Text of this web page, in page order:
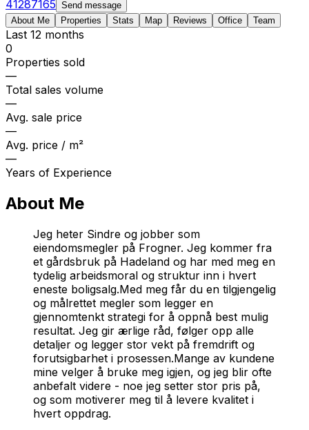
41287165 Send message
About Me
Properties Stats Map Reviews Office Team
Last 12 months
0
Properties sold
—
Total sales volume
—
Avg. sale price
—
Avg. price / m²
—
Years of Experience
About Me
Jeg heter Sindre og jobber som
eiendomsmegler på Frogner. Jeg kommer fra
et gårdsbruk på Hadeland og har med meg en
tydelig arbeidsmoral og struktur inn i hvert
eneste boligsalg.Med meg får du en tilgjengelig
og målrettet megler som legger en
gjennomtenkt strategi for å oppnå best mulig
resultat. Jeg gir ærlige råd, følger opp alle
detaljer og legger stor vekt på fremdrift og
forutsigbarhet i prosessen.Mange av kundene
mine velger å bruke meg igjen, og jeg blir ofte
anbefalt videre - noe jeg setter stor pris på,
og som motiverer meg til å levere kvalitet i
hvert oppdrag.